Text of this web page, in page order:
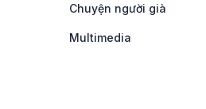
Chuyện người già
Multimedia